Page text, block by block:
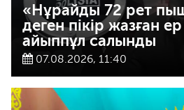
«Нұрайды 72 рет
деген пікір жазған
айыппұл салынды
07.08.2026, 11:40